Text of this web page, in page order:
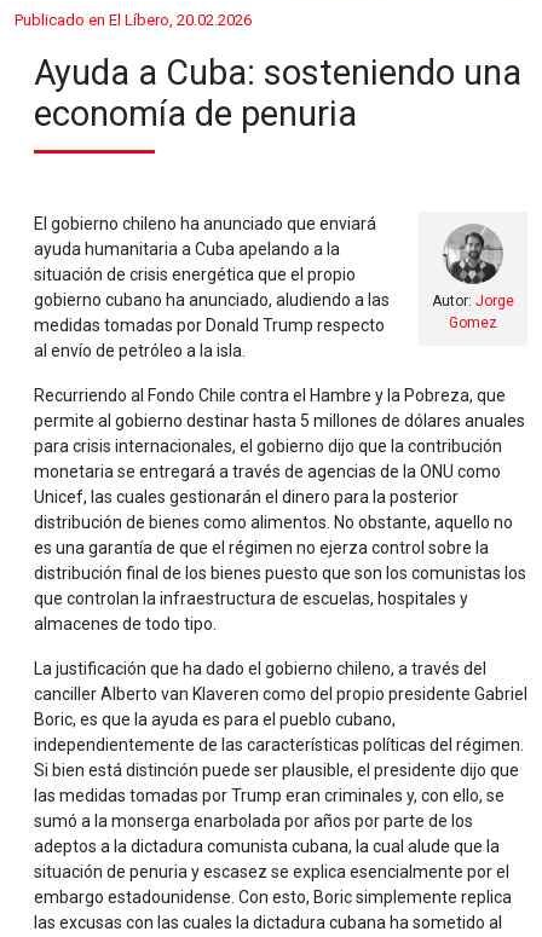
Publicado en El Líbero, 20.02.2026
Ayuda a Cuba: sosteniendo una
economía de penuria
Autor: Jorge
Gomez
El gobierno chileno ha anunciado que enviará
ayuda humanitaria a Cuba apelando a la
situación de crisis energética que el propio
gobierno cubano ha anunciado, aludiendo a las
medidas tomadas por Donald Trump respecto
al envío de petróleo a la isla.
Recurriendo al Fondo Chile contra el Hambre y la Pobreza, que
permite al gobierno destinar hasta 5 millones de dólares anuales
para crisis internacionales, el gobierno dijo que la contribución
monetaria se entregará a través de agencias de la ONU como
Unicef, las cuales gestionarán el dinero para la posterior
distribución de bienes como alimentos. No obstante, aquello no
es una garantía de que el régimen no ejerza control sobre la
distribución final de los bienes puesto que son los comunistas los
que controlan la infraestructura de escuelas, hospitales y
almacenes de todo tipo.
La justificación que ha dado el gobierno chileno, a través del
canciller Alberto van Klaveren como del propio presidente Gabriel
Boric, es que la ayuda es para el pueblo cubano,
independientemente de las características políticas del régimen.
Si bien está distinción puede ser plausible, el presidente dijo que
las medidas tomadas por Trump eran criminales y, con ello, se
sumó a la monserga enarbolada por años por parte de los
adeptos a la dictadura comunista cubana, la cual alude que la
situación de penuria y escasez se explica esencialmente por el
embargo estadounidense. Con esto, Boric simplemente replica
las excusas con las cuales la dictadura cubana ha sometido al